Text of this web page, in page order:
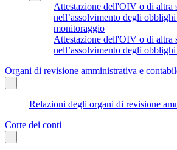
Attestazione dell'OIV o di altra
nell’assolvimento degli
monitoraggio
Attestazione dell'OIV o di altra
nell’assolvimento degli
Organi di revisione amministrativa e
Relazioni degli organi di revisione
Corte dei conti